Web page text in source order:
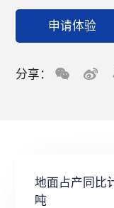
申请体验
分享：
地面占产同比
吨